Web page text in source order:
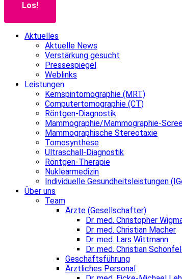
Aktuelles
Aktuelle News
Verstärkung gesucht
Pressespiegel
Weblinks
Leistungen
Kernspintomographie (MRT)
Computertomographie (CT)
Röntgen-Diagnostik
Mammographie/Mammographie-
Mammographische Stereotaxie
Tomosynthese
Ultraschall-Diagnostik
Röntgen-Therapie
Nuklearmedizin
Individuelle Gesundheitsleistungen
Über uns
Team
Ärzte (Gesellschafter)
Dr. med. Christopher
Dr. med. Christian Macher
Dr. med. Lars Wittmann
Dr. med. Christian
Geschäftsführung
Ärztliches Personal